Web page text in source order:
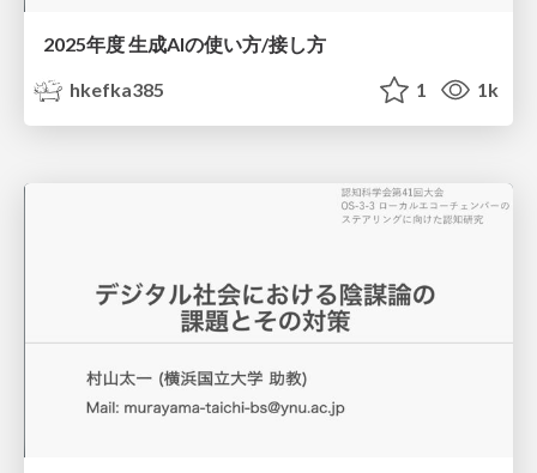
2025年度 生成AIの使い方/接し方
hkefka385
1 1k